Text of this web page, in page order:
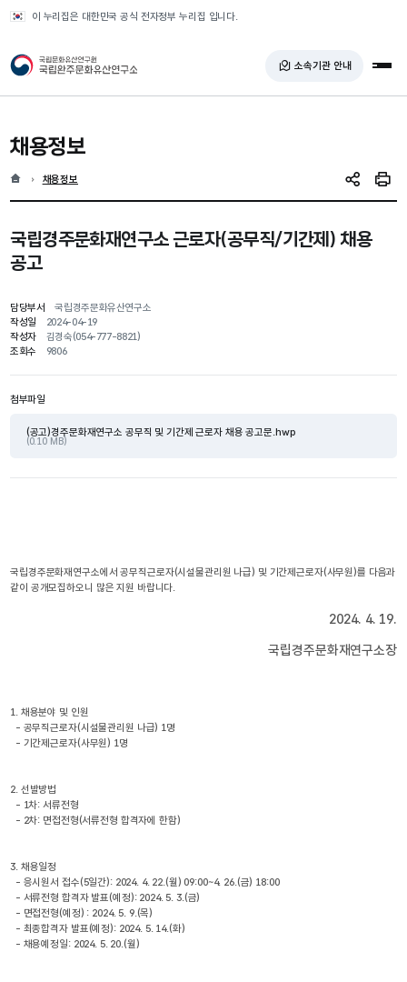
이 누리집은 대한민국 공식 전자정부 누리집 입니다.
국가유산청 국립완주문화유산연구소 소속기관 안내 전
채용정보
홈 현재 위치
채용정보 SNS 공유인쇄
국립경주문화재연구소 근로자(공무직/기간제) 채용
공고
담당부서
국립경주문화유산연구소
작성일
2024-04-19
작성자
김경숙(054-777-8821)
조회수
9806
첨부파일
(공고)경주문화재연구소 공무직 및 기간제 근로자 채용 공고문.hwp
(0.10 MB)
국립경주문화재연구소에서 공무직근로자(시설물관리원 나급) 및 기간제근로자(사무원)를 다음과
같이 공개모집하오니 많은 지원 바랍니다.
2024. 4. 19.
국립경주문화재연구소장
1. 채용분야 및 인원
- 공무직근로자(시설물관리원 나급) 1명
- 기간제근로자(사무원) 1명
2. 선발방법
- 1차: 서류전형
- 2차: 면접전형(서류전형 합격자에 한함)
3. 채용일정
- 응시원서 접수(5일간): 2024. 4. 22.(월) 09:00~4. 26.(금) 18:00
- 서류전형 합격자 발표(예정): 2024. 5. 3.(금)
- 면접전형(예정) : 2024. 5. 9.(목)
- 최종합격자 발표(예정): 2024. 5. 14.(화)
- 채용예정일: 2024. 5. 20.(월)